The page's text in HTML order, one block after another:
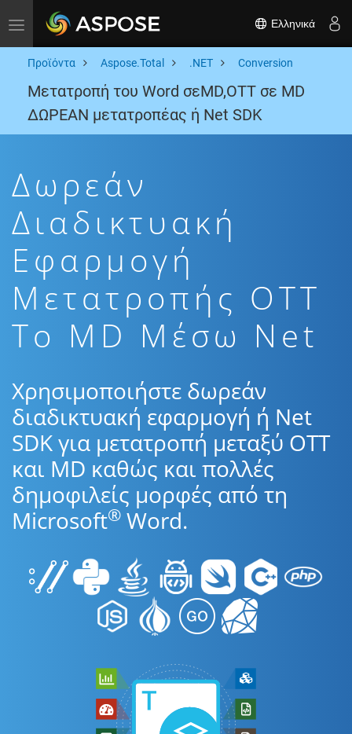
Toggle navigation Ελληνικά
Προϊόντα Aspose.Total .NET Conversion
Μετατροπή του Word σεMD,OTT σε MD
ΔΩΡΕΑΝ μετατροπέας ή Net SDK
Δωρεάν
Διαδικτυακή
Εφαρμογή
Μετατροπής OTT
To MD Μέσω Net
Χρησιμοποιήστε δωρεάν
διαδικτυακή εφαρμογή ή Net
SDK για μετατροπή μεταξύ OTT
και MD καθώς και πολλές
δημοφιλείς μορφές από τη
Microsoft® Word.